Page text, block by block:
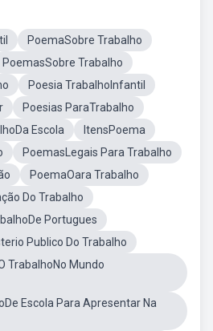
PoemaSobre Trabalho
PoemasSobre Trabalho
Poesia TrabalhoInfantil
Poesias ParaTrabalho
Escola
ItensPoema
PoemasLegais Para Trabalho
PoemaOara Trabalho
Do Trabalho
Portugues
Publico Do Trabalho
TrabalhoNo Mundo
Escola Para Apresentar Na